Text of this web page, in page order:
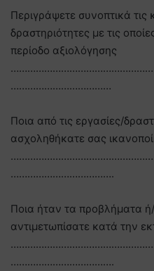
Περιγράψετε συνοπτικά τις
δραστηριότητες με τις
περίοδο αξιολόγησης
………………………………
Ποια από τις εργασίες/
ασχοληθήκατε σας
……………………………….
Ποια ήταν τα προβλήματα
αντιμετωπίσατε κατά την
……………………………….